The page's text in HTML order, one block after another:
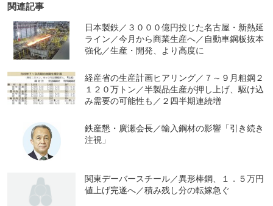
関連記事
日本製鉄／３０００億円投じた名古屋・新熱延
ライン／今月から商業生産へ／自動車鋼板抜本
強化／生産・開発、より高度に
経産省の生産計画ヒアリング／７～９月粗鋼２
１２０万トン／半製品生産が押し上げ、駆け込
み需要の可能性も／２四半期連続増
鉄産懇・廣瀬会長／輸入鋼材の影響「引き続き
注視」
関東デーバースチール／異形棒鋼、１．５万円
値上げ完遂へ／積み残し分の転嫁急ぐ